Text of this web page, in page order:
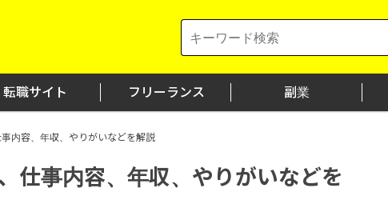
for:
転職サイト フリーランス 副業
内容、年収、やりがいなどを解説
仕事内容、年収、やりがいなどを